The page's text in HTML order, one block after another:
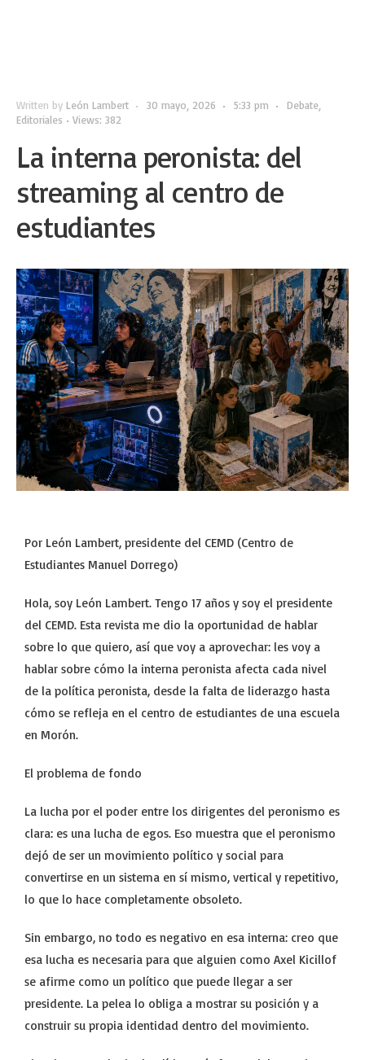
Written by León Lambert • 30 mayo, 2026 • 5:33 pm • Debate
Editoriales • Views: 382
La interna peronista: del
streaming al centro de
estudiantes
Por León Lambert, presidente del CEMD (Centro de
Estudiantes Manuel Dorrego)
Hola, soy León Lambert. Tengo 17 años y soy el presidente
del CEMD. Esta revista me dio la oportunidad de hablar
sobre lo que quiero, así que voy a aprovechar: les voy a
hablar sobre cómo la interna peronista afecta cada nivel
de la política peronista, desde la falta de liderazgo hasta
cómo se refleja en el centro de estudiantes de una escuela
en Morón.
El problema de fondo
La lucha por el poder entre los dirigentes del peronismo es
clara: es una lucha de egos. Eso muestra que el peronismo
dejó de ser un movimiento político y social para
convertirse en un sistema en sí mismo, vertical y repetitivo,
lo que lo hace completamente obsoleto.
Sin embargo, no todo es negativo en esa interna: creo que
esa lucha es necesaria para que alguien como Axel Kicillof
se afirme como un político que puede llegar a ser
presidente. La pelea lo obliga a mostrar su posición y a
construir su propia identidad dentro del movimiento.